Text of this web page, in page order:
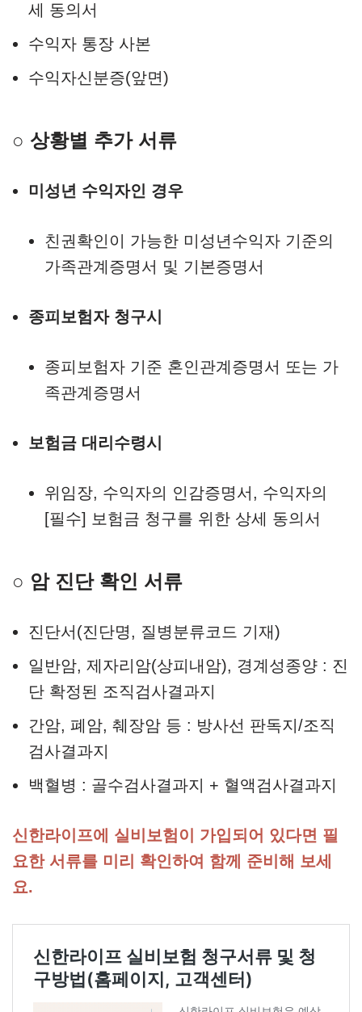
세 동의서
수익자 통장 사본
수익자신분증(앞면)
○ 상황별 추가 서류
미성년 수익자인 경우
친권확인이 가능한 미성년수익자 기준의
가족관계증명서 및 기본증명서
종피보험자 청구시
종피보험자 기준 혼인관계증명서 또는 가
족관계증명서
보험금 대리수령시
위임장, 수익자의 인감증명서, 수익자의
[필수] 보험금 청구를 위한 상세 동의서
○ 암 진단 확인 서류
진단서(진단명, 질병분류코드 기재)
일반암, 제자리암(상피내암), 경계성종양 : 진
단 확정된 조직검사결과지
간암, 폐암, 췌장암 등 : 방사선 판독지/조직
검사결과지
백혈병 : 골수검사결과지 + 혈액검사결과지
신한라이프에 실비보험이 가입되어 있다면 필
요한 서류를 미리 확인하여 함께 준비해 보세
요.